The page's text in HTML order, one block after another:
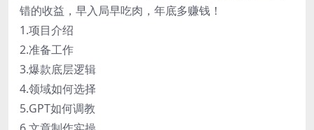
错的收益，早入局早吃肉，年底多赚钱！
1.项目介绍
2.准备工作
3.爆款底层逻辑
4.领域如何选择
5.GPT如何调教